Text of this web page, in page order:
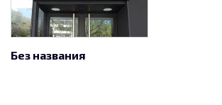
Без названия